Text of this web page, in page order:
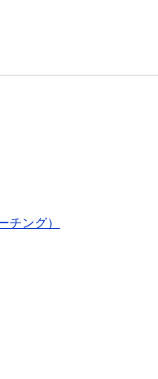
チング）